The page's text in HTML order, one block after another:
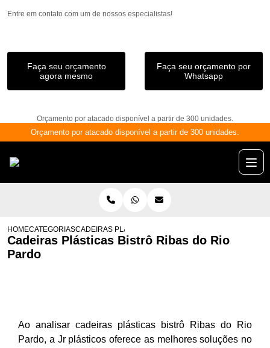
Entre em contato com um de nossos especialistas!
Faça seu orçamento
agora mesmo
Faça seu orçamento por
Whatsapp
Orçamento por atacado disponível a partir de 300 unidades.
Orçamento por atacado disponível a partir de 300 unidades.
HOMECATEGORIASCADEIRAS PLÁSTICAS BISTRÔ RIBAS DO RIO PARDO
Cadeiras Plásticas Bistrô Ribas do Rio
Pardo
Ao analisar cadeiras plásticas bistrô Ribas do Rio
Pardo, a Jr plásticos oferece as melhores soluções no